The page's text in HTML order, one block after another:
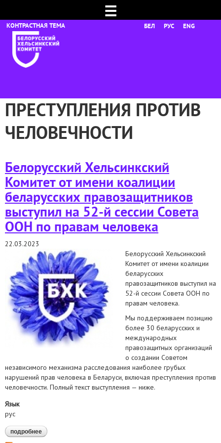
☰
БЕЛ РУС ENG
ПРЕСТУПЛЕНИЯ ПРОТИВ
ЧЕЛОВЕЧНОСТИ
Белорусский Хельсинкский
Комитет от имени коалиции
беларусских правозащитников
выступил на 52-й сессии Совета
ООН по правам человека
22.03.2023
Белорусский Хельсинкский
Комитет от имени коалиции
беларусских
правозащитников выступил на
52-й сессии Совета ООН по
правам человека.
Мы поддерживаем позицию
более 30 беларусских и
международных
правозащитных организаций
о создании Советом
независимого механизма расследования наиболее грубых
нарушений прав человека в Беларуси, включая преступления против
человечности. Полный текст выступления — ниже.
Язык
рус
подробнее о белорусский хельсинкский комитет от имени коалиции
беларусских правозащитников выступил на 52-й сессии